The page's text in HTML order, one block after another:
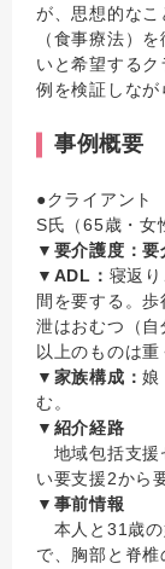
が、思想的な
（食事療法）
いと希望する
例を検証しなが
事例概要
●クライアント
S氏（65歳・女
▼要介護度：要
▼ADL： 寝返
間を要する。
泄はおむつ（
以上のものは重
▼家族構成：娘
む。
▼紹介経路
地域包括支援
い要支援2から
▼事前情報
本人と31歳の
で、胸部と脊